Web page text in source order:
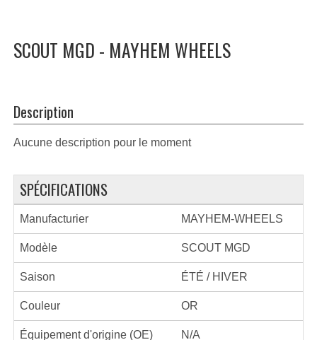
SCOUT MGD - MAYHEM WHEELS
Description
Aucune description pour le moment
SPÉCIFICATIONS
Manufacturier MAYHEM-WHEELS
Modèle SCOUT MGD
Saison ÉTÉ / HIVER
Couleur OR
Équipement d'origine (OE) N/A